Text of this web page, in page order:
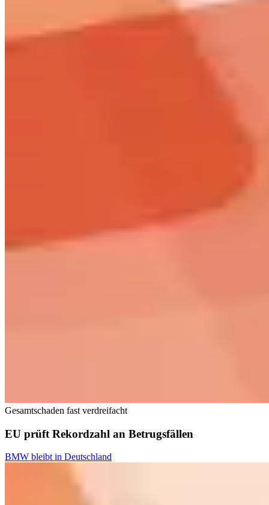
Gesamtschaden fast verdreifacht
EU prüft Rekordzahl an Betrugsfällen
BMW bleibt in Deutschland